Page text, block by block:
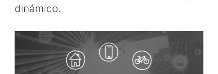
dinámico.